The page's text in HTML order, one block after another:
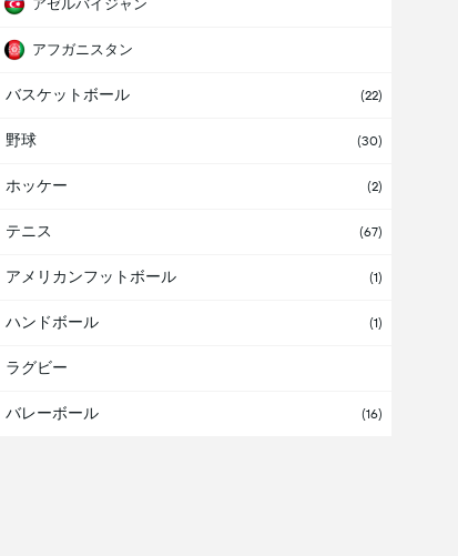
アゼルバイジャン
アフガニスタン
アフリカ (1)
アメリカ
アメリカ合衆国
アルジェリア
アルゼンチン (7)
アルバ
アルバニア
アルメニア
バスケットボール (22)
野球 (30)
ホッケー (2)
テニス (67)
アメリカンフットボール (1)
ハンドボール (1)
ラグビー
バレーボール (16)